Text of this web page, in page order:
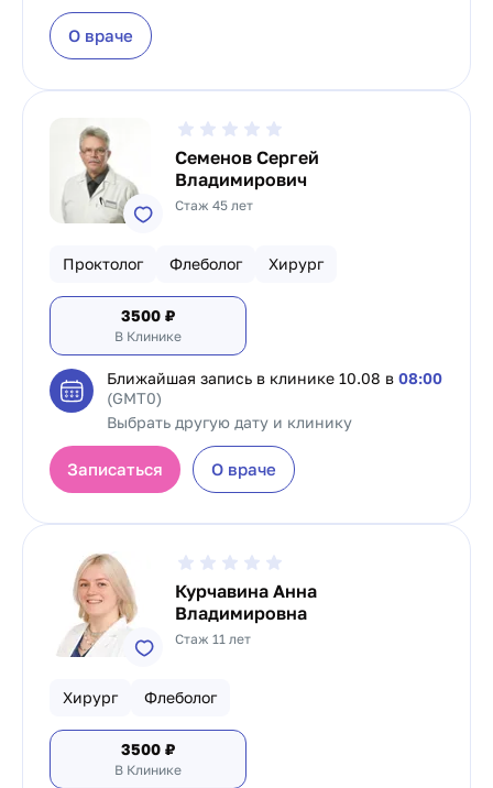
О враче
Семенов Сергей
Владимирович
Стаж 45 лет
Проктолог Флеболог Хирург
3500 ₽
В Клинике
Ближайшая запись в клинике 10.08 в 08:00
(GMT0)
Выбрать другую дату и клинику
Записаться О враче
Курчавина Анна
Владимировна
Стаж 11 лет
Хирург Флеболог
3500 ₽
В Клинике